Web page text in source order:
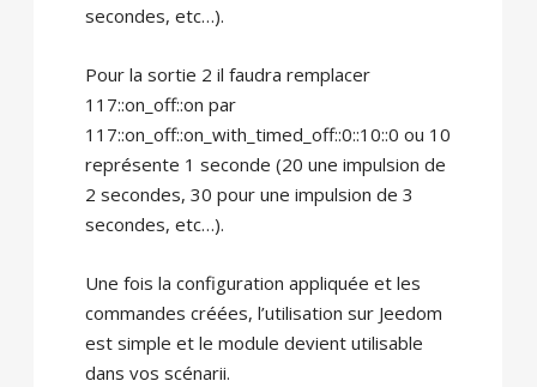
secondes, etc…).
Pour la sortie 2 il faudra remplacer
117::on_off::on par
117::on_off::on_with_timed_off::0::10::0 ou 10
représente 1 seconde (20 une impulsion de
2 secondes, 30 pour une impulsion de 3
secondes, etc…).
Une fois la configuration appliquée et les
commandes créées, l’utilisation sur Jeedom
est simple et le module devient utilisable
dans vos scénarii.